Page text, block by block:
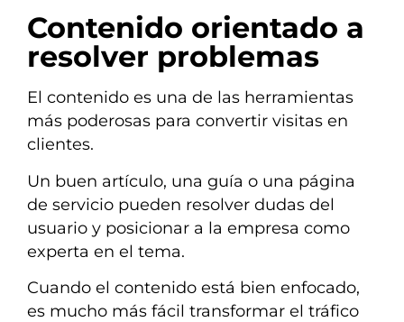
Contenido orientado a
resolver problemas
El contenido es una de las herramientas
más poderosas para convertir visitas en
clientes.
Un buen artículo, una guía o una página
de servicio pueden resolver dudas del
usuario y posicionar a la empresa como
experta en el tema.
Cuando el contenido está bien enfocado,
es mucho más fácil transformar el tráfico